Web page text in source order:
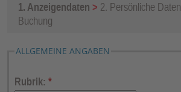
1. Anzeigendaten > 2. Persönliche Daten
Buchung
ALLGEMEINE ANGABEN
Rubrik: *